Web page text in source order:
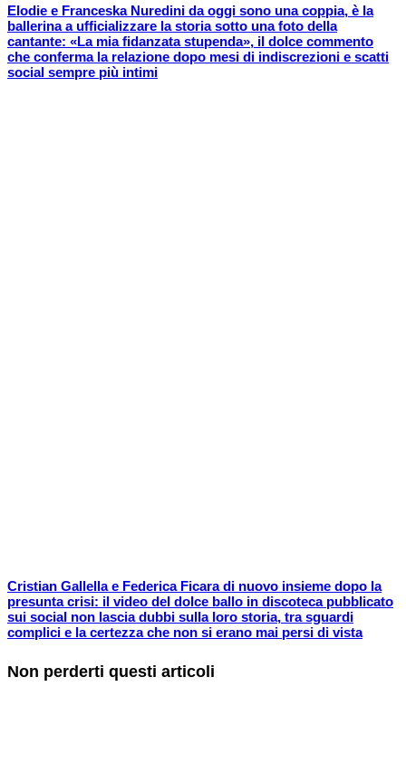
Elodie e Franceska Nuredini da oggi sono una coppia, è la
ballerina a ufficializzare la storia sotto una foto della
cantante: «La mia fidanzata stupenda», il dolce commento
che conferma la relazione dopo mesi di indiscrezioni e scatti
social sempre più intimi
Cristian Gallella e Federica Ficara di nuovo insieme dopo la
presunta crisi: il video del dolce ballo in discoteca pubblicato
sui social non lascia dubbi sulla loro storia, tra sguardi
complici e la certezza che non si erano mai persi di vista
Non perderti questi articoli